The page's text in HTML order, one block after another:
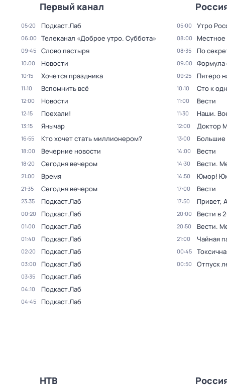
Первый канал
05:20 Подкаст.Лаб
06:00 Телеканал «Доброе утро. Суббота»
09:45 Слово пастыря
10:00 Новости
10:15 Хочется праздника
11:10 Вспомнить всё
12:00 Новости
12:15 Поехали!
13:15 Янычар
16:55 Кто хочет стать миллионером?
18:00 Вечерние новости
18:20 Сегодня вечером
21:00 Время
21:35 Сегодня вечером
23:35 Подкаст.Лаб
00:20 Подкаст.Лаб
01:00 Подкаст.Лаб
01:40 Подкаст.Лаб
02:20 Подкаст.Лаб
03:00 Подкаст.Лаб
03:35 Подкаст.Лаб
04:10 Подкаст.Лаб
04:45 Подкаст.Лаб
05:00 Утро
08:00 Местное
08:35 По
09:00 Формула
09:25 Пятеро
10:10 Сто к
11:00 Вести
11:30 Наши.
12:00 Доктор
13:00
14:00 Вести
14:30 Вести.
14:50 Юмор!
17:00 Вести
17:50 Привет,
20:00 Вести в
20:50 Вести.
21:00 Чайная
00:45
00:50 Отпуск
НТВ